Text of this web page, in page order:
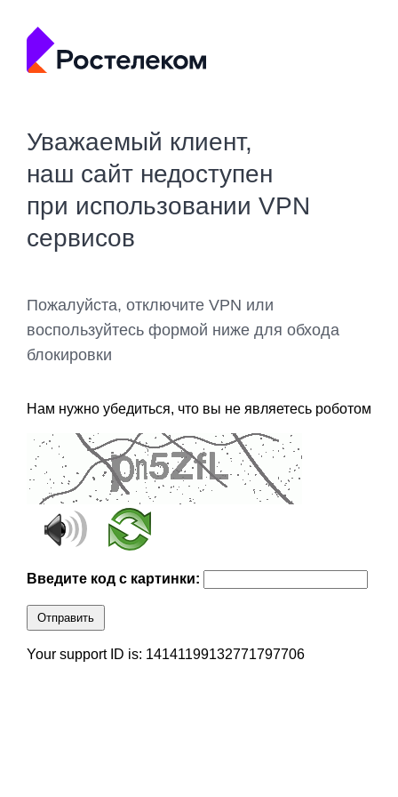
Уважаемый клиент,
наш сайт недоступен
при использовании VPN
сервисов
Пожалуйста, отключите VPN или
воспользуйтесь формой ниже для обхода
блокировки
Нам нужно убедиться, что вы не являетесь роботом
Введите код с картинки:
Отправить
Your support ID is: 14141199132771797706